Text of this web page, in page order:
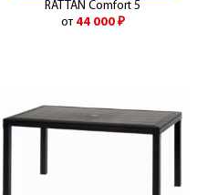
RATTAN Comfort 5
от 44 000 ₽